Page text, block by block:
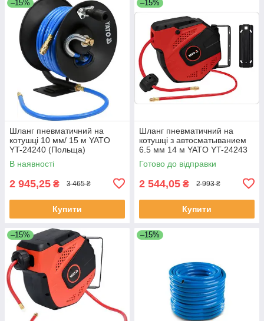
–15%
Шланг пневматичний на
котушці 10 мм/ 15 м YATO
YT-24240 (Польща)
В наявності
2 945,25 ₴ 3 465 ₴
Купити
–15%
Шланг пневматичний на
котушці з автосматыванием
6.5 мм 14 м YATO YT-24243
(Польща)
Готово до відправки
2 544,05 ₴ 2 993 ₴
Купити
–15% –15%